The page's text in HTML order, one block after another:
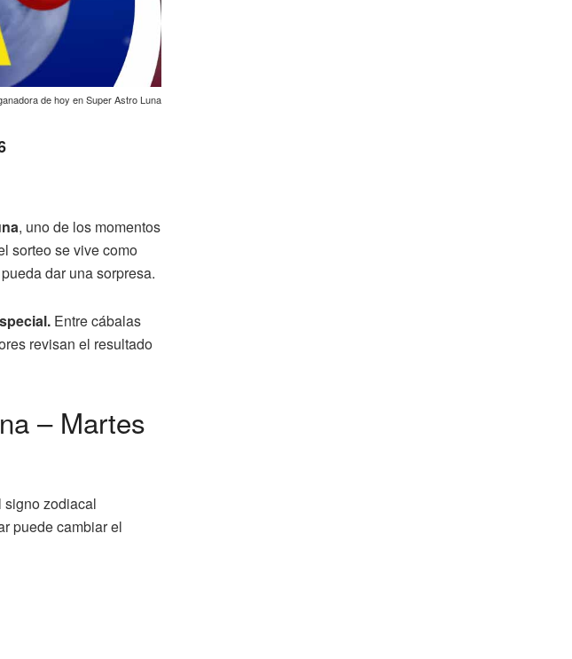
de hoy en Super Astro Luna
, uno de los momentos
sorteo se vive como
dar una sorpresa.
Entre cábalas
revisan el resultado
– Martes
signo zodiacal
puede cambiar el